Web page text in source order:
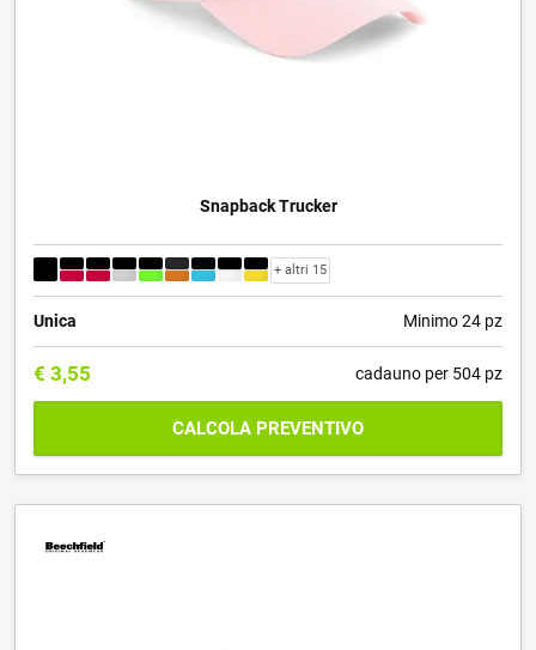
Snapback Trucker
+ altri 15
Unica Minimo 24 pz
€ 3,55 cadauno per 504 pz
CALCOLA PREVENTIVO